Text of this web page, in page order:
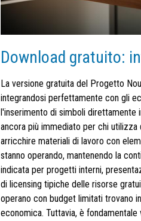
Download gratuito:
La versione gratuita del Progetto
integrandosi perfettamente con gli
l'inserimento di simboli
ancora più immediato per chi
arricchire materiali di lavoro con
stanno operando, mantenendo la
indicata per progetti interni,
di licensing tipiche delle risorse
operano con budget limitati trovano
economica. Tuttavia, è